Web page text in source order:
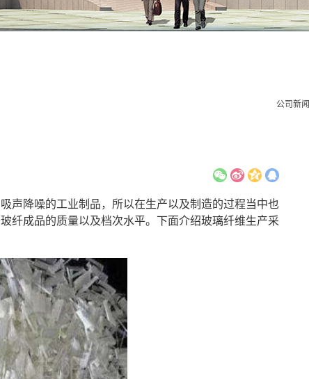
公司新闻
声降噪的工业制品，所以在生产以及制造的过程当中也
纤成品的质量以及档次水平。下面介绍玻璃纤维生产采